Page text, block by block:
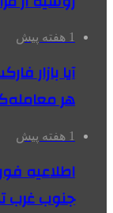
1 هفته پیش
آیا بازار
هر
1 هفته پیش
اطلاعیه
جنوب غرب